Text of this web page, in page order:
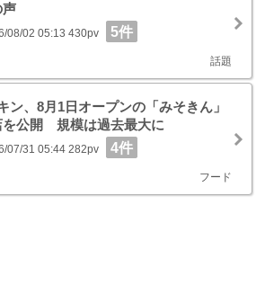
声
08/02 05:13 430pv 5件
話題
ン、8月1日オープンの「みそきん」
を公開 規模は過去最大に
07/31 05:44 282pv 4件
フード